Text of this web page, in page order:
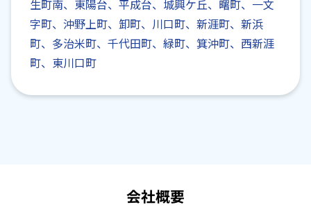
生町南、東陽台、平成台、城興ケ丘、曙町、一文
字町、沖野上町、卸町、川口町、新涯町、新浜
町、多治米町、千代田町、緑町、箕沖町、西新涯
町、東川口町
会社概要